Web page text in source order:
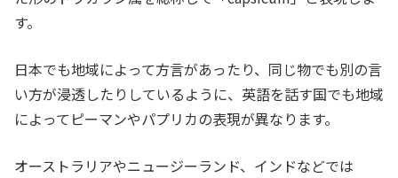
す。
日本でも地域によって方言があったり、同じ物でも別の言
い方が浸透したりしているように、英語を話す国でも地域
によってピーマンやパプリカの表現が異なります。
オーストラリアやニュージーランド、インドなどでは